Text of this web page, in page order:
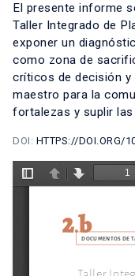
El presente informe
Taller Integrado de
exponer un
como zona de
críticos de decisión y
maestro para la
fortalezas y suplir
DOI: HTTPS://DOI.ORG/